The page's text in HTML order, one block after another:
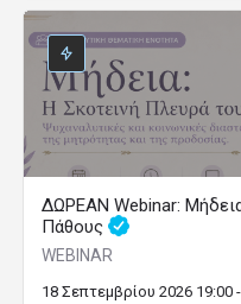
ΔΩΡΕΑΝ Webinar:
Πάθους
WEBINAR
18 Σεπτεμβρίου 2026 19:00